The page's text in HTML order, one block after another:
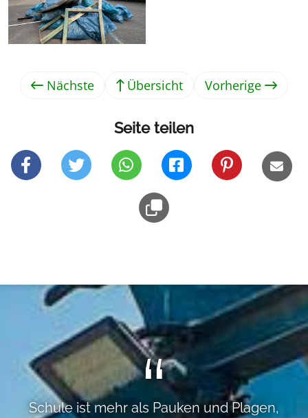
Nächste Übersicht Vorherige
Seite teilen
Schule ist mehr als Pauken und Plagen,